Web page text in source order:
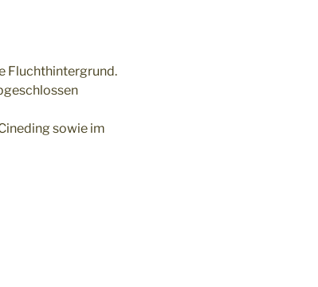
Fluchthintergrund.
sowie im